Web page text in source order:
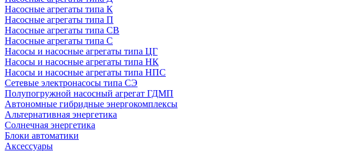
Насосные агрегаты типа К
Насосные агрегаты типа П
Насосные агрегаты типа СВ
Насосные агрегаты типа С
Насосы и насосные агрегаты типа ЦГ
Насосы и насосные агрегаты типа НК
Насосы и насосные агрегаты типа НПС
Сетевые электронасосы типа СЭ
Полупогружной насосный агрегат ГДМП
Автономные гибридные энергокомплексы
Альтернативная энергетика
Солнечная энергетика
Блоки автоматики
Аксессуары